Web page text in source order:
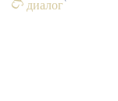
диалог